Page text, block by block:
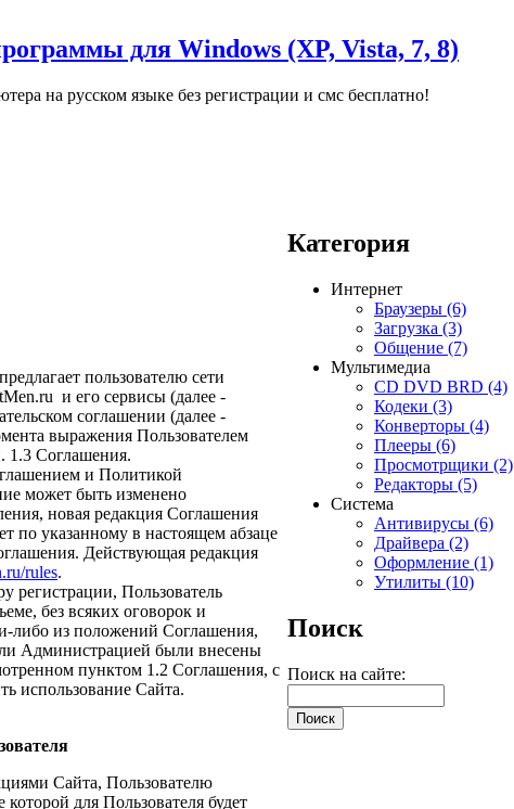
для Windows (XP, Vista, 7, 8)
на русском языке без регистрации и смс бесплатно!
пользователю сети
и его сервисы (далее -
соглашении (далее -
выражения Пользователем
1.3 Соглашения.
и Политикой
может быть изменено
новая редакция Соглашения
по указанному в настоящем абзаце
Действующая редакция
rules.
регистрации, Пользователь
без всяких оговорок и
либо из положений Соглашения,
Администрацией были внесены
пунктом 1.2 Соглашения, с
использование Сайта.
Сайта, Пользователю
для Пользователя будет
Категория
Интернет
Браузеры (6)
Загрузка (3)
Общение (7)
Мультимедиа
CD DVD BRD (4)
Кодеки (3)
Конверторы (4)
Плееры (6)
Просмотрщики (2)
Редакторы (5)
Система
Антивирусы (6)
Драйвера (2)
Оформление (1)
Утилиты (10)
Поиск
Поиск на сайте: